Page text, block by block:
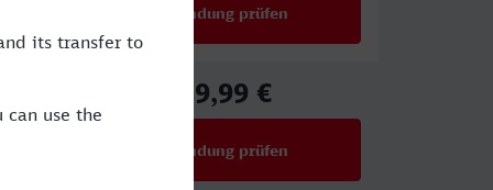
Verbindung prüfen
59,99 €
Verbindung prüfen